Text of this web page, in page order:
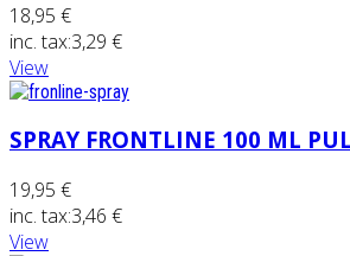
18,95 €
inc. tax:3,29 €
View
SPRAY FRONTLINE 100 ML
19,95 €
inc. tax:3,46 €
View